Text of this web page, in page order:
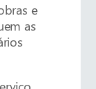
e
as